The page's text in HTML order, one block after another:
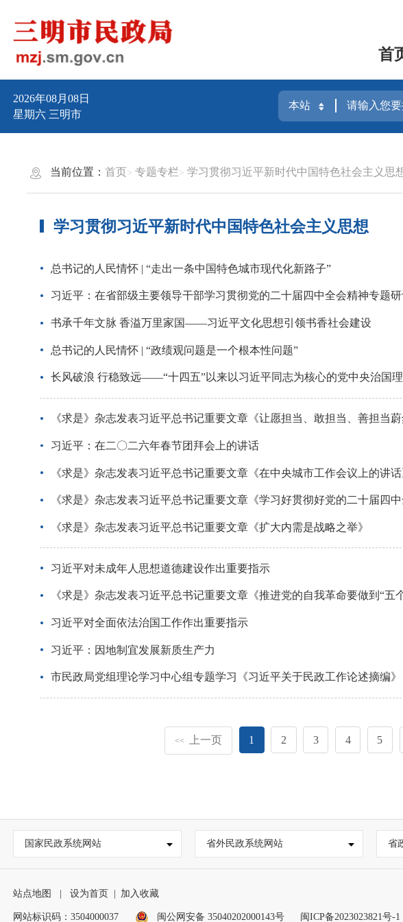
首
2026年08月08日
星期六 三明市
当前位置：首页 专题专栏 学习贯彻习近平新时代中国特色社会主义思
学习贯彻习近平新时代中国特色社会主义思想
总书记的人民情怀 | “走出一条中国特色城市现代化新路子”
习近平：在省部级主要领导干部学习贯彻党的二十届四中全会精神专题
书承千年文脉 香溢万里家国——习近平文化思想引领书香社会建设
总书记的人民情怀 | “政绩观问题是一个根本性问题”
长风破浪 行稳致远——“十四五”以来以习近平同志为核心的党中央治国
《求是》杂志发表习近平总书记重要文章《让愿担当、敢担当、善担当蔚
习近平：在二〇二六年春节团拜会上的讲话
《求是》杂志发表习近平总书记重要文章《在中央城市工作会议上的讲话
《求是》杂志发表习近平总书记重要文章《学习好贯彻好党的二十届四中
《求是》杂志发表习近平总书记重要文章《扩大内需是战略之举》
习近平对未成年人思想道德建设作出重要指示
《求是》杂志发表习近平总书记重要文章《推进党的自我革命要做到“五
习近平对全面依法治国工作作出重要指示
习近平：因地制宜发展新质生产力
市民政局党组理论学习中心组专题学习《习近平关于民政工作论述摘编》
<< 上一页 1 2 3 4 5
国家民政系统网站 省外民政系统网站 省
站点地图 设为首页 加入收藏
网站标识码：3504000037 闽公网安备 35040202000143号 闽ICP备2023023821号-1